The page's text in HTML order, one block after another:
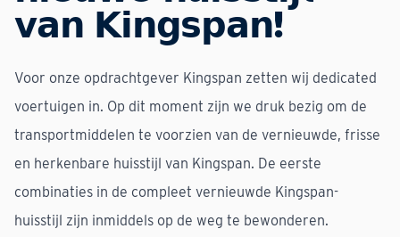
𝘃𝗮𝗻 𝗞𝗶𝗻𝗴𝘀𝗽𝗮𝗻!
Voor onze opdrachtgever Kingspan zetten wij dedicated
voertuigen in. Op dit moment zijn we druk bezig om de
transportmiddelen te voorzien van de vernieuwde, frisse
en herkenbare huisstijl van Kingspan. De eerste
combinaties in de compleet vernieuwde Kingspan-
huisstijl zijn inmiddels op de weg te bewonderen.